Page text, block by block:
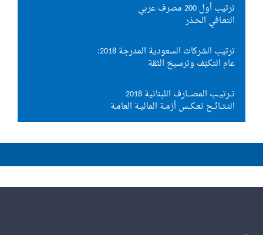
ترتيب أول 200 مصرف عربي
التعـافي الحـذر
ترتيب الشركات السعودية المدرجة 2018:
عام التكيّف وترسيخ الثقة
تــرتيــب المصـــارف اللبنانية 2018
النـتــائــج تعـكــس أزمـة الماليـة العامـة